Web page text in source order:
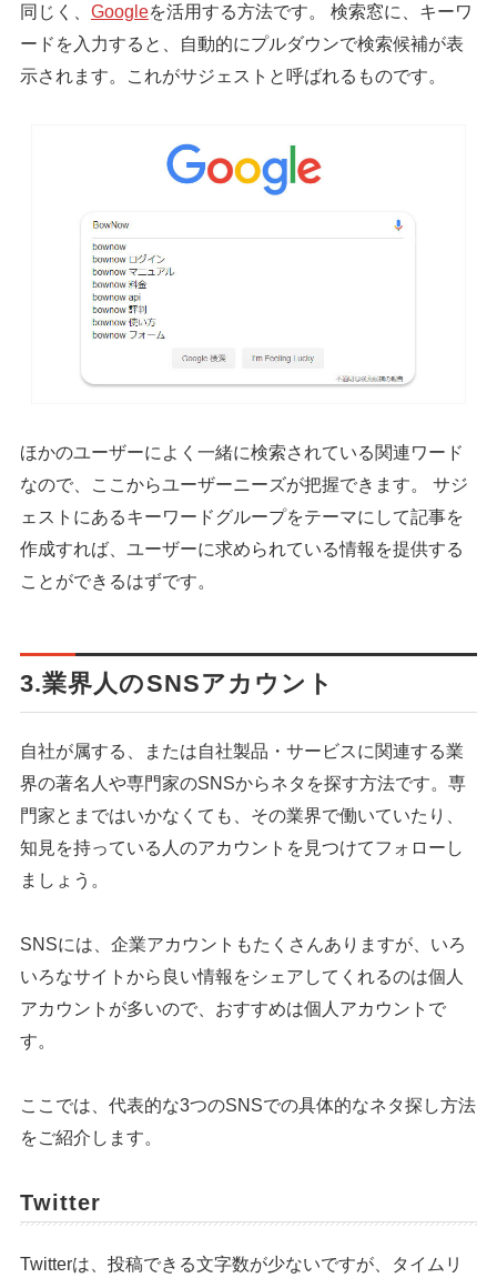
同じく、 Googleを活用する方法です。 検索窓に、キーワ
ードを入力すると、自動的にプルダウンで検索候補が表
示されます。これがサジェストと呼ばれるものです。
ほかのユーザーによく一緒に検索されている関連ワード
なので、ここからユーザーニーズが把握できます。 サジ
ェストにあるキーワードグループをテーマにして記事を
作成すれば、ユーザーに求められている情報を提供する
ことができるはずです。
3.業界人のSNSアカウント
自社が属する、または自社製品・サービスに関連する業
界の著名人や専門家のSNSからネタを探す方法です。専
門家とまではいかなくても、その業界で働いていたり、
知見を持っている人のアカウントを見つけてフォローし
ましょう。
SNSには、企業アカウントもたくさんありますが、いろ
いろなサイトから良い情報をシェアしてくれるのは個人
アカウントが多いので、おすすめは個人アカウントで
す。
ここでは、代表的な3つのSNSでの具体的なネタ探し方法
をご紹介します。
Twitter
Twitterは、投稿できる文字数が少ないですが、タイムリ